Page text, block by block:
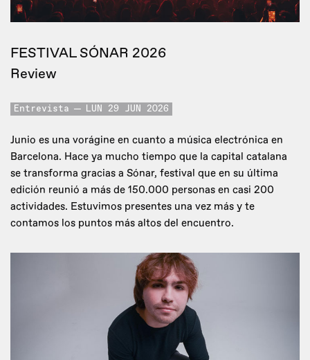
FESTIVAL SÓNAR 2026
Review
Entrevista LUN 29 JUN 2026
Junio es una vorágine en cuanto a música electrónica en
Barcelona. Hace ya mucho tiempo que la capital catalana
se transforma gracias a Sónar, festival que en su última
edición reunió a más de 150.000 personas en casi 200
actividades. Estuvimos presentes una vez más y te
contamos los puntos más altos del encuentro.